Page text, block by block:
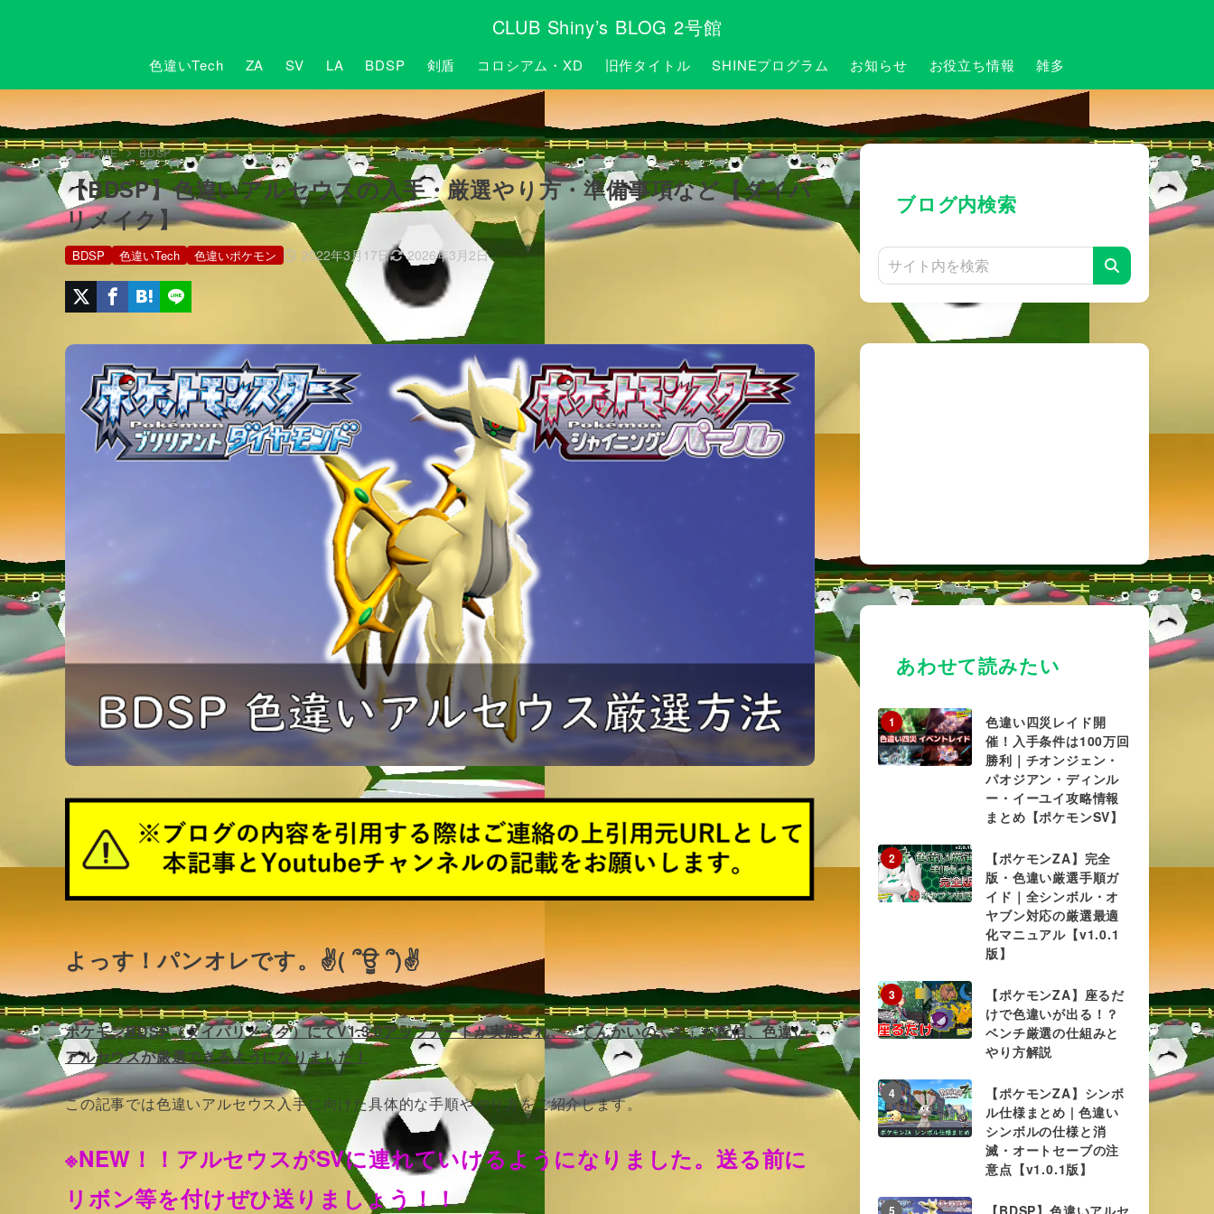
CLUB Shiny’s BLOG 2号館
色違いTech ZA SV LA BDSP 剣盾 コロシアム・XD 旧作タイトル SHINEプログラム お知らせ お役立ち情報 雑多
HOME BDSP
【BDSP】色違いアルセウスの入手・厳選やり方・準備事項など【ダイパ
リメイク】
2022年3月17日 2026年3月2日
BDSP 色違いTech 色違いポケモン
よっす！パンオレです。✌( ՞ਊ ՞)✌
ポケモンBDSP（ダイパリメイク）にてV1.3.0アップデートが実施され、「てんかいのふえ」が配信、色違い
アルセウスが厳選できるようになりました！
この記事では色違いアルセウス入手に向けた具体的な手順ややり方をご紹介します。
※NEW！！アルセウスがSVに連れていけるようになりました。送る前に
リボン等を付けぜひ送りましょう！！
ブログ内検索
あわせて読みたい
1
色違い四災レイド開
催！入手条件は100万回
勝利｜チオンジェン・
パオジアン・ディンル
ー・イーユイ攻略情報
まとめ【ポケモンSV】
2
【ポケモンZA】完全
版・色違い厳選手順ガ
イド｜全シンボル・オ
ヤブン対応の厳選最適
化マニュアル【v1.0.1
版】
3
【ポケモンZA】座るだ
けで色違いが出る！？
ベンチ厳選の仕組みと
やり方解説
4
【ポケモンZA】シンボ
ル仕様まとめ | 色違い
シンボルの仕様と消
滅・オートセーブの注
意点【v1.0.1版】
5 【BDSP】色違いアルセ